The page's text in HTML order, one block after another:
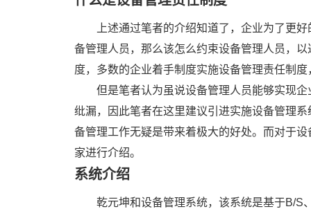
上述通过笔者的介绍知道了，企业为了更
备管理人员，那么该怎么约束设备管理人员，
度，多数的企业着手制度实施设备管理责任制
但是笔者认为虽说设备管理人员能够实现
纰漏，因此笔者在这里建议引进实施设备管理
备管理工作无疑是带来着极大的好处。而对于
家进行介绍。
系统介绍
乾元坤和设备管理系统，该系统是基于B/S